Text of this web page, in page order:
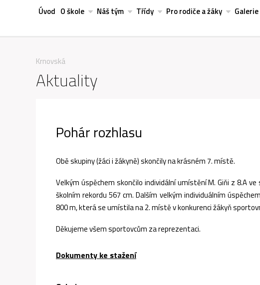
Úvod O škole Náš tým Třídy Pro rodiče a žáky Galerie
Krnovská
Aktuality
Pohár rozhlasu
Obě skupiny (žáci i žákyně) skončily na krásném 7. místě.
Velkým úspěchem skončilo individální umístění M. Giňi z 8.A
školním rekordu 567 cm. Dalším velkým individuálním
800 m, která se umístila na 2. místě v konkurenci žákyň
Děkujeme všem sportovcům za reprezentaci.
Dokumenty ke stažení